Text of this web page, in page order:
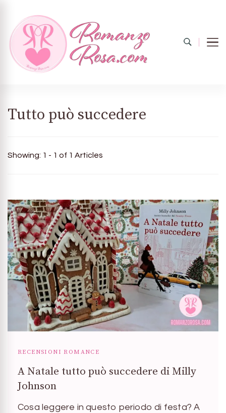
Romanzo
rosa.com
Tutto può succedere
Showing: 1 - 1 of 1 Articles
RECENSIONI ROMANCE
A Natale tutto può succedere di Milly
Johnson
Cosa leggere in questo periodo di festa? A